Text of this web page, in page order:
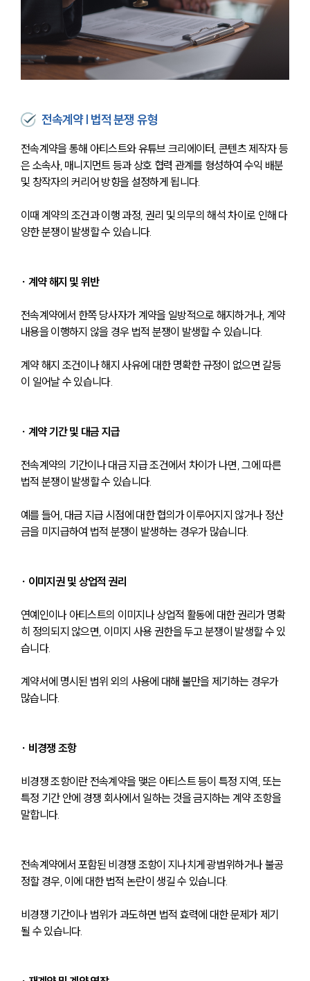
전속계약 | 법적 분쟁 유형
전속계약을 통해 아티스트와 유튜브 크리에이터, 콘텐츠 제작자 등
은 소속사, 매니지먼트 등과 상호 협력 관계를 형성하여 수익 배분
및 창작자의 커리어 방향을 설정하게 됩니다.
이때 계약의 조건과 이행 과정, 권리 및 의무의 해석 차이로 인해 다
양한 분쟁이 발생할 수 있습니다.
∙ 계약 해지 및 위반
전속계약에서 한쪽 당사자가 계약을 일방적으로 해지하거나, 계약
내용을 이행하지 않을 경우 법적 분쟁이 발생할 수 있습니다.
계약 해지 조건이나 해지 사유에 대한 명확한 규정이 없으면 갈등
이 일어날 수 있습니다.
∙ 계약 기간 및 대금 지급
전속계약의 기간이나 대금 지급 조건에서 차이가 나면, 그에 따른
법적 분쟁이 발생할 수 있습니다.
예를 들어, 대금 지급 시점에 대한 협의가 이루어지지 않거나 정산
금을 미지급하여 법적 분쟁이 발생하는 경우가 많습니다.
∙ 이미지권 및 상업적 권리
연예인이나 아티스트의 이미지나 상업적 활동에 대한 권리가 명확
히 정의되지 않으면, 이미지 사용 권한을 두고 분쟁이 발생할 수 있
습니다.
계약서에 명시된 범위 외의 사용에 대해 불만을 제기하는 경우가
많습니다.
∙ 비경쟁 조항
비경쟁 조항이란 전속계약을 맺은 아티스트 등이 특정 지역, 또는
특정 기간 안에 경쟁 회사에서 일하는 것을 금지하는 계약 조항을
말합니다.
전속계약에서 포함된 비경쟁 조항이 지나치게 광범위하거나 불공
정할 경우, 이에 대한 법적 논란이 생길 수 있습니다.
비경쟁 기간이나 범위가 과도하면 법적 효력에 대한 문제가 제기
될 수 있습니다.